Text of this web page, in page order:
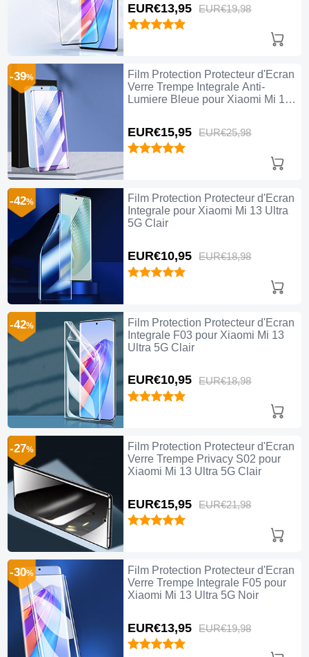
EUR€13,95 EUR€19,98
Film Protection Protecteur d'Ecran
Verre Trempe Integrale Anti-
Lumiere Bleue pour Xiaomi Mi 13
EUR€15,95 EUR€25,98
-39%
Film Protection Protecteur d'Ecran
Integrale pour Xiaomi Mi 13 Ultra
5G Clair
EUR€10,95 EUR€18,98
-42%
Film Protection Protecteur d'Ecran
Integrale F03 pour Xiaomi Mi 13
Ultra 5G Clair
EUR€10,95 EUR€18,98
-42%
Film Protection Protecteur d'Ecran
Verre Trempe Privacy S02 pour
Xiaomi Mi 13 Ultra 5G Clair
EUR€15,95 EUR€21,98
-27%
Film Protection Protecteur d'Ecran
Verre Trempe Integrale F05 pour
Xiaomi Mi 13 Ultra 5G Noir
EUR€13,95 EUR€19,98
-30%